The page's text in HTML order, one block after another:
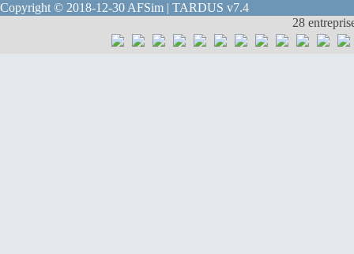
Copyright © 2018-12-30 AFSim | TARDUS v7.4
28